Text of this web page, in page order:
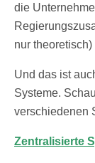
die
nur
Und das ist
Systeme.
verschiedenen
Zentralisierte